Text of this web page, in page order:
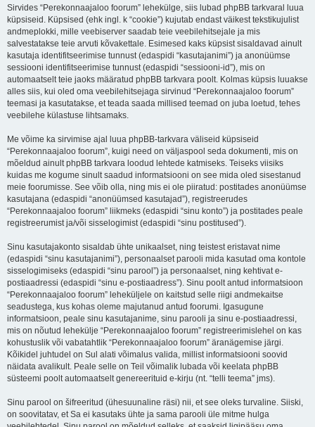
Sirvides “Perekonnaajaloo foorum” lehekülge, siis lubad phpBB tarkvaral luua
küpsiseid. Küpsised (ehk ingl. k “cookie”) kujutab endast väikest tekstikujulist
andmeplokki, mille veebiserver saadab teie veebilehitsejale ja mis
salvestatakse teie arvuti kõvakettale. Esimesed kaks küpsist sisaldavad ainult
kasutaja identifitseerimise tunnust (edaspidi “kasutajanimi”) ja anonüümse
sessiooni identifitseerimise tunnust (edaspidi “sessiooni-id”), mis on
automaatselt teie jaoks määratud phpBB tarkvara poolt. Kolmas küpsis luuakse
alles siis, kui oled oma veebilehitsejaga sirvinud “Perekonnaajaloo foorum”
teemasi ja kasutatakse, et teada saada millised teemad on juba loetud, tehes
veebilehe külastuse lihtsamaks.
Me võime ka sirvimise ajal luua phpBB-tarkvara väliseid küpsiseid
“Perekonnaajaloo foorum”, kuigi need on väljaspool seda dokumenti, mis on
mõeldud ainult phpBB tarkvara loodud lehtede katmiseks. Teiseks viisiks
kuidas me kogume sinult saadud informatsiooni on see mida oled sisestanud
meie foorumisse. See võib olla, ning mis ei ole piiratud: postitades anonüümse
kasutajana (edaspidi “anonüümsed kasutajad”), registreerudes
“Perekonnaajaloo foorum” liikmeks (edaspidi “sinu konto”) ja postitades peale
registreerumist ja/või sisselogimist (edaspidi “sinu postitused”).
Sinu kasutajakonto sisaldab ühte unikaalset, ning teistest eristavat nime
(edaspidi “sinu kasutajanimi”), personaalset parooli mida kasutad oma kontole
sisselogimiseks (edaspidi “sinu parool”) ja personaalset, ning kehtivat e-
postiaadressi (edaspidi “sinu e-postiaadress”). Sinu poolt antud informatsioon
“Perekonnaajaloo foorum” leheküljele on kaitstud selle riigi andmekaitse
seadustega, kus kohas oleme majutanud antud foorumi. Igasugune
informatsioon, peale sinu kasutajanime, sinu parooli ja sinu e-postiaadressi,
mis on nõutud lehekülje “Perekonnaajaloo foorum” registreerimislehel on kas
kohustuslik või vabatahtlik “Perekonnaajaloo foorum” äranägemise järgi.
Kõikidel juhtudel on Sul alati võimalus valida, millist informatsiooni soovid
näidata avalikult. Peale selle on Teil võimalik lubada või keelata phpBB
süsteemi poolt automaatselt genereerituid e-kirju (nt. “telli teema” jms).
Sinu parool on šifreeritud (ühesuunaline räsi) nii, et see oleks turvaline. Siiski,
on soovitatav, et Sa ei kasutaks ühte ja sama parooli üle mitme hulga